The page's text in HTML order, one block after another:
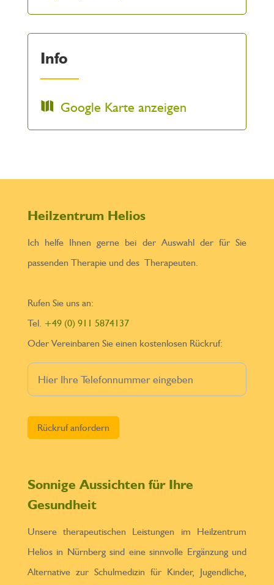
Info
Google Karte anzeigen
Heilzentrum Helios
Ich helfe Ihnen gerne bei der Auswahl der für Sie
passenden Therapie und des Therapeuten.
Rufen Sie uns an:
Tel. +49 (0) 911 5874137
Oder Vereinbaren Sie einen kostenlosen Rückruf:
Sonnige Aussichten für Ihre
Gesundheit
Unsere therapeutischen Leistungen im Heilzentrum
Helios in Nürnberg sind eine sinnvolle Ergänzung und
Alternative zur Schulmedizin für Kinder, Jugendliche,